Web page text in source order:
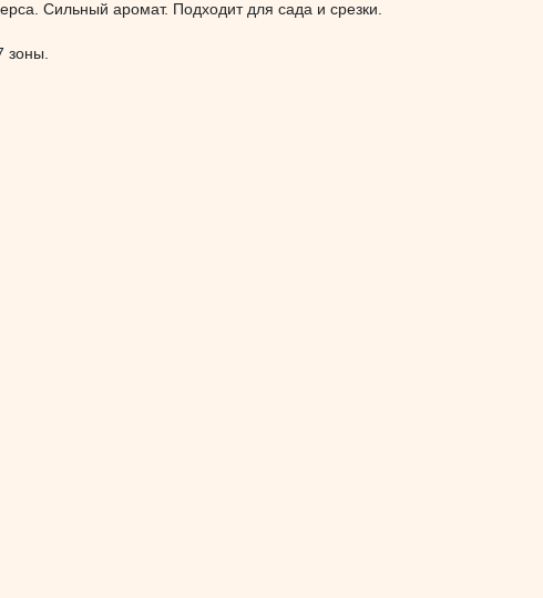
Сильный аромат. Подходит для сада и срезки.
зоны.